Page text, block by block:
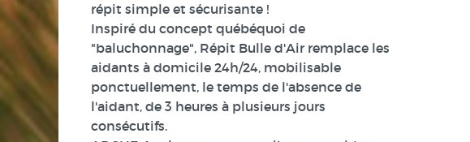
répit simple et sécurisante !
Inspiré du concept québéquoi de
"baluchonnage", Répit Bulle d'Air remplace les
aidants à domicile 24h/24, mobilisable
ponctuellement, le temps de l'absence de
l'aidant, de 3 heures à plusieurs jours
consécutifs.